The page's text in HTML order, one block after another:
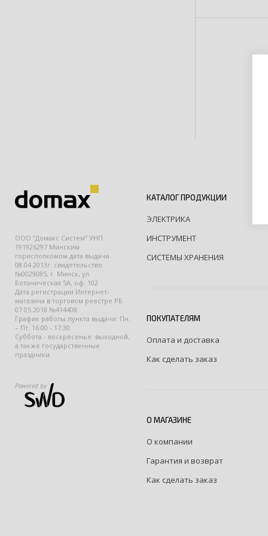
ООО “Домакс Систем” УНП
191926297 Минским
горисполкомом дата выдачи
08.04.2013г. свидетельство
№0029085, г. Минск, ул.
Ботаническая 5А, оф. 102
Дата регистрации Интернет-
магазина в торговом реестре РБ
07.05.2018 №414408
График работы пункта выдачи: Пн.
– Пт. 16:00 - 17:30
Суббота - воскресенье: выходной,
а также государственные
праздники.
Powered by
КАТАЛОГ ПРОДУКЦИИ
ЭЛЕКТРИКА
ИНСТРУМЕНТ
СИСТЕМЫ ХРАНЕНИЯ
ПОКУПАТЕЛЯМ
Оплата и доставка
Как сделать заказ
О МАГАЗИНЕ
О компании
Гарантия и возврат
Как сделать заказ